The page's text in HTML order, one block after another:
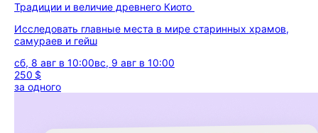
Традиции и величие древнего Киото
Исследовать главные места в мире старинных храмов,
самураев и гейш
сб, 8 авг в 10:00вс, 9 авг в 10:00
250 $
за одного